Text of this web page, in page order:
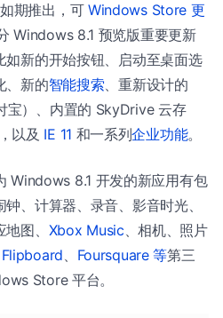
期推出，可 Windows Store 更
Windows 8.1 预览版重要更新
如新的开始按钮、启动至桌面选
、新的智能搜索、重新设计的
）、内置的 SkyDrive 云存
以及 IE 11 和一系列企业功能。
Windows 8.1 开发的新应用有包
钟、计算器、录音、影音时光、
图、 Xbox Music、相机、照片
、 Foursquare 等第三
Store 平台。